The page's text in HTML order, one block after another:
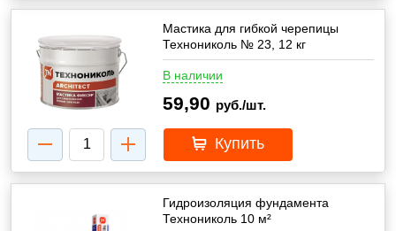
Мастика для гибкой черепицы
Технониколь № 23, 12 кг
В наличии
59,90 руб./шт.
Купить
Гидроизоляция фундамента
Технониколь 10 м²